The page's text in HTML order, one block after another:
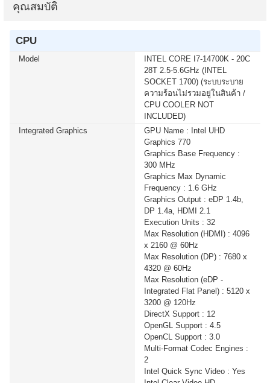
HOME (ENG / 64 BIT / FPP / USB / HAJ-00090) (1 เซ็ต
ต่อ 1 อัน) สนใจโปรโมชั่นนี้ ติดต่อ 02-017-4444
เมื่อซื้อพร้อมคอมเซ็ต ลดทันที 750 บาท จากปกติ 5,990
บาท เหลือเพียง 5,240 บาท UPS SYNDOME (ECO II-
2200-LCD) 2000VA/1200WATT(1 เซ็ต ต่อ 1 อัน) สนใจ
โปรโมชั่นนี้ ติดต่อ 02-017-4444
เมื่อซื้อพร้อมคอมเซ็ต ลดทันที 740 บาท จากปกติ 6,990
บาท เหลือเพียง 6,250 บาท UPS SYNDOME (ATOM-
2000) 2000VA/1200WATT (1 เซ็ต ต่อ 1 อัน) สนใจโปรโม
เมื่อซื้อพร้อมคอมเซ็ต ลดทันที 160 บาท จากปกติ 1,690
บาท เหลือเพียง 1,530 บาท UPS SYNDOME (ATOM-850-
LED) 850VA/360WATT (1 เซ็ต ต่อ 1 อัน) สนใจโปรโมชั่น
เมื่อซื้อพร้อมคอมเซ็ต ลดทันที 430 บาท จากปกติ 2,590
บาท เหลือเพียง 2,160 บาท UPS SYNDOME (ATOM-
1000-LED) 1000VA/630WATT (1 เซ็ต ต่อ 1 อัน) สนใจโปร
โมชั่นนี้ ติดต่อ 02-017-4444
เมื่อซื้อพร้อมคอมเซ็ต ลดทันที 600 บาท จากปกติ 4,890
บาท เหลือเพียง 4,290 บาท UPS SYNDOME (ECO II
คุณสมบัติ
CPU
Model
INTEL CORE I7-14700K - 20C
28T 2.5-5.6GHz (INTEL
SOCKET 1700) (ระบบระบาย
ความร้อนไม่รวมอยู่ในสินค้า /
CPU COOLER NOT
INCLUDED)
Integrated Graphics
GPU Name : Intel UHD
Graphics 770
Graphics Base Frequency :
300 MHz
Graphics Max Dynamic
Frequency : 1.6 GHz
Graphics Output : eDP 1.4b,
DP 1.4a, HDMI 2.1
Execution Units : 32
Max Resolution (HDMI) : 4096
x 2160 @ 60Hz
Max Resolution (DP) : 7680 x
4320 @ 60Hz
Max Resolution (eDP -
Integrated Flat Panel) : 5120 x
3200 @ 120Hz
DirectX Support : 12
OpenGL Support : 4.5
OpenCL Support : 3.0
Multi-Format Codec Engines :
2
Intel Quick Sync Video : Yes